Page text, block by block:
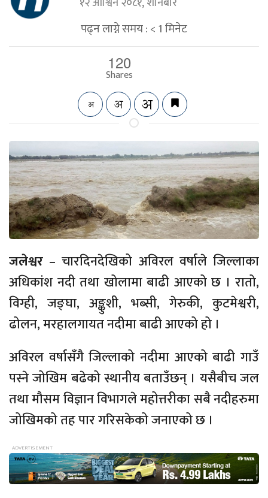
पढ्न लाग्ने समय :< 1मिनेट
120
Shares
जलेश्वर – चारदिनदेखिको अविरल वर्षाले जिल्लाका
अधिकांश नदी तथा खोलामा बाढी आएको छ । रातो,
विग्ही, जङ्घा, अङ्कुशी, भब्सी, गेरुकी, कुटमेश्वरी,
ढोलन,मरहालगायतनदीमा बाढी आएको हो ।
अविरल वर्षासँगै जिल्लाको नदीमा आएको बाढी गाउँ
पस्ने जोखिम बढेको स्थानीय बताउँछन् । यसैबीच जल
तथा मौसम विज्ञान विभागले महोत्तरीका सबैनदीहरुमा
जोखिमको तह पार गरिसकेको जनाएको छ ।